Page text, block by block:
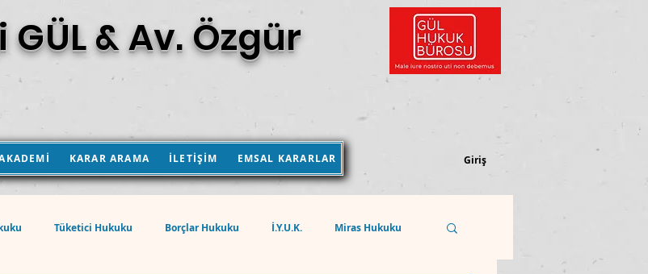
& Av. Özgür
KARAR ARAMA İLETİŞİM EMSAL KARARLAR Kararlar Kütüphanesi
Giriş
Tüketici Hukuku Borçlar Hukuku İ.Y.U.K. Miras Hukuku